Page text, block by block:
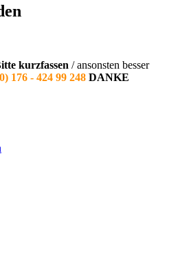
kurzfassen / ansonsten besser
176 - 424 99 248 DANKE